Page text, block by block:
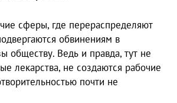
сферы, где перераспределяют
обвинениям в
обществу. Ведь и правда, тут не
лекарства, не создаются рабочие
почти не